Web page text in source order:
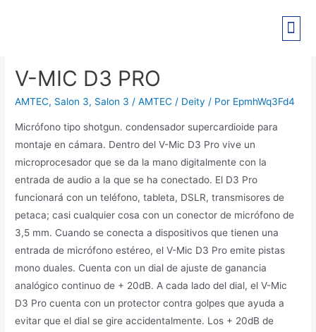
V-MIC D3 PRO
AMTEC, Salon 3, Salon 3 / AMTEC / Deity / Por EpmhWq3Fd4
Micrófono tipo shotgun. condensador supercardioide para
montaje en cámara. Dentro del V-Mic D3 Pro vive un
microprocesador que se da la mano digitalmente con la
entrada de audio a la que se ha conectado. El D3 Pro
funcionará con un teléfono, tableta, DSLR, transmisores de
petaca; casi cualquier cosa con un conector de micrófono de
3,5 mm. Cuando se conecta a dispositivos que tienen una
entrada de micrófono estéreo, el V-Mic D3 Pro emite pistas
mono duales. Cuenta con un dial de ajuste de ganancia
analógico continuo de + 20dB. A cada lado del dial, el V-Mic
D3 Pro cuenta con un protector contra golpes que ayuda a
evitar que el dial se gire accidentalmente. Los + 20dB de